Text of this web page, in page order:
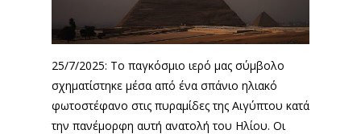
25/7/2025: Το παγκόσμιο ιερό μας σύμβολο
σχηματίστηκε μέσα από ένα σπάνιο ηλιακό
φωτοστέφανο στις πυραμίδες της Αιγύπτου κατά
την πανέμορφη αυτή ανατολή του Ηλίου. Οι